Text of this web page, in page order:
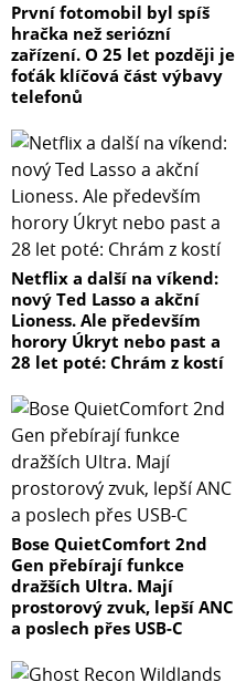
První fotomobil byl spíš
hračka než seriózní
zařízení. O 25 let později je
foťák klíčová část výbavy
telefonů
Netflix a další na víkend:
nový Ted Lasso a akční
Lioness. Ale především
horory Úkryt nebo past a
28 let poté: Chrám z kostí
Bose QuietComfort 2nd
Gen přebírají funkce
dražších Ultra. Mají
prostorový zvuk, lepší ANC
a poslech přes USB-C